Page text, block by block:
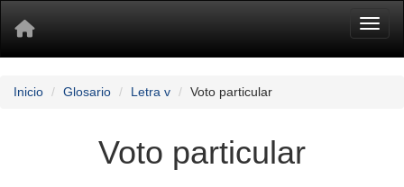
Inicio Glosario Letra v Voto particular
Voto particular